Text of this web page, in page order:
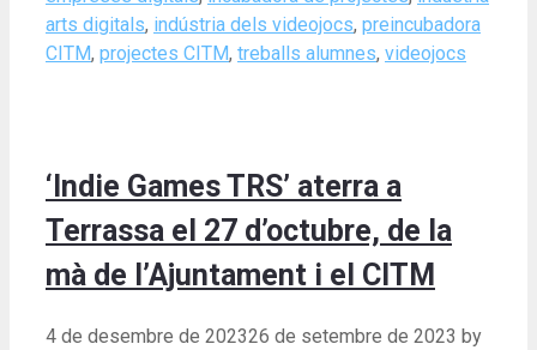
arts digitals, indústria dels videojocs, preincubadora
CITM, projectes CITM, treballs alumnes, videojocs
‘Indie Games TRS’ aterra a
Terrassa el 27 d’octubre, de la
mà de l’Ajuntament i el CITM
4 de desembre de 202326 de setembre de 2023 by